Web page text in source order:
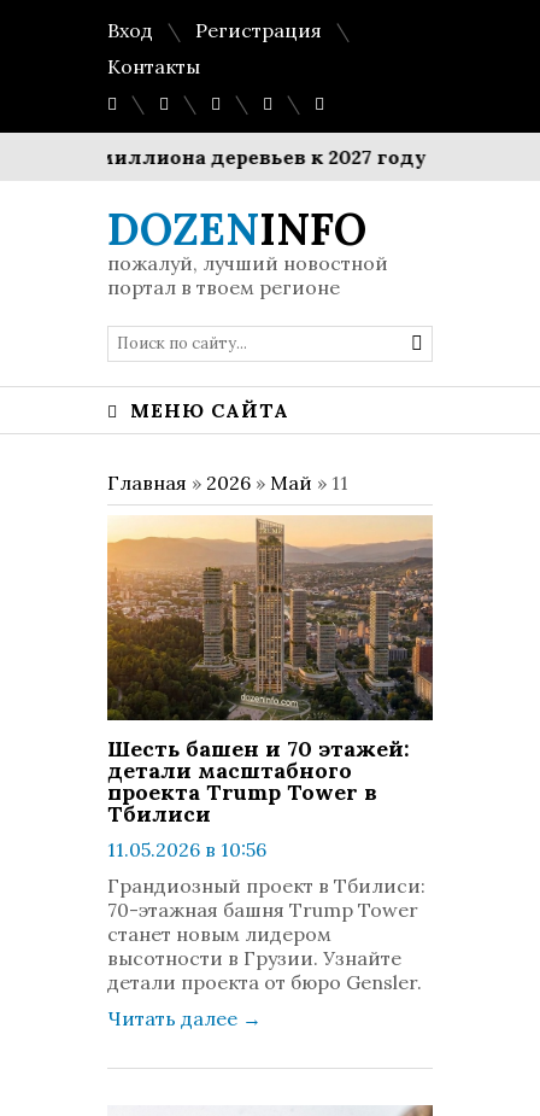
Вход
Регистрация
Контакты
миллиона деревьев к 2027 году
DOZENINFO
пожалуй, лучший новостной
портал в твоем регионе
МЕНЮ САЙТА
Главная » 2026 » Май » 11
Шесть башен и 70 этажей:
детали масштабного
проекта Trump Tower в
Тбилиси
11.05.2026 в 10:56
просмотров: 636
комментариев: 0
Грандиозный проект в Тбилиси:
70-этажная башня Trump Tower
станет новым лидером
высотности в Грузии. Узнайте
детали проекта от бюро Gensler.
Читать далее →